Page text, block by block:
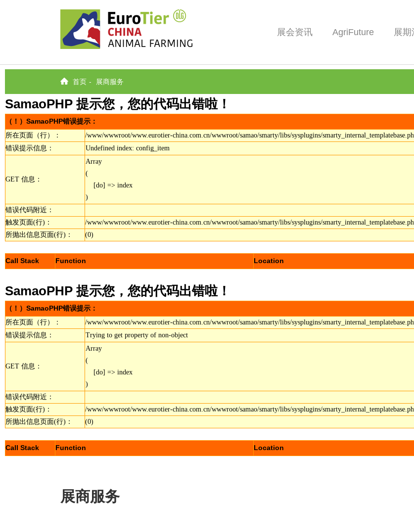
展会资讯 AgriFuture 展期
首页 - 展商服务
SamaoPHP 提示您，您的代码出错啦！
（！）SamaoPHP错误提示：
所在页面（行）：
/www/wwwroot/www.eurotier-china.com.cn/wwwroot/samao/smarty/libs/sysplugins/
错误提示信息：
Undefined index: config_item
GET 信息：
Array
(
错误代码附近：
触发页面(行)：
/www/wwwroot/www.eurotier-china.com.cn/wwwroot/samao/smarty/libs/sysplugins/
所抛出信息页面(行)：
(0)
Call Stack Function Location
SamaoPHP 提示您，您的代码出错啦！
（！）SamaoPHP错误提示：
所在页面（行）：
/www/wwwroot/www.eurotier-china.com.cn/wwwroot/samao/smarty/libs/sysplugins/
错误提示信息：
Trying to get property of non-object
GET 信息：
Array
(
错误代码附近：
触发页面(行)：
/www/wwwroot/www.eurotier-china.com.cn/wwwroot/samao/smarty/libs/sysplugins/
所抛出信息页面(行)：
(0)
Call Stack Function Location
展商服务